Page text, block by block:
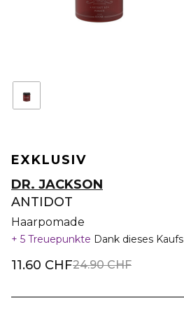
EXKLUSIV
DR. JACKSON
ANTIDOT
Haarpomade
5 Treuepunkte Dank dieses Kaufs
11.60 CHF24.90 CHF